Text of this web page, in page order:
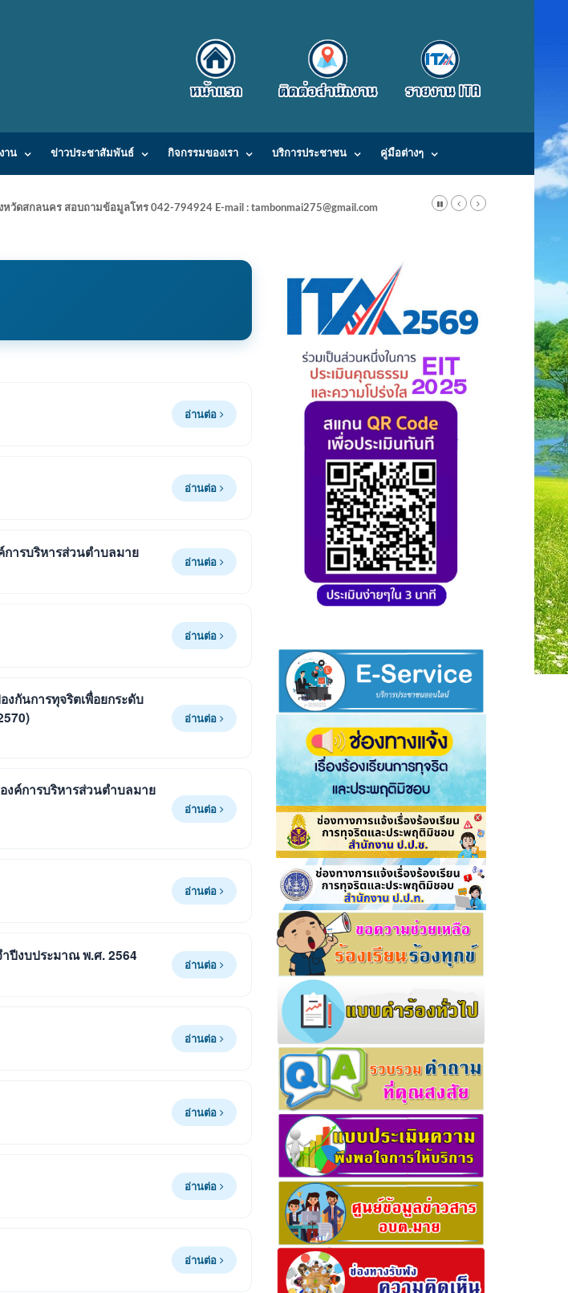
าน ข่าวประชาสัมพันธ์ กิจกรรมของเรา บริการประชาชน คู่มือต่างๆ
วัดสกลนคร สอบถามข้อมูลโทร 042-794924 E-mail : tambonmai275@gmail.com
อ่านต่อ
อ่านต่อ
การบริหารส่วนตำบลมาย
อ่านต่อ
อ่านต่อ
กันการทุจริตเพื่อยกระดับ
อ่านต่อ
งค์การบริหารส่วนตำบลมาย
อ่านต่อ
อ่านต่อ
ปีงบประมาณ พ.ศ. 2564
อ่านต่อ
อ่านต่อ
อ่านต่อ
อ่านต่อ
อ่านต่อ